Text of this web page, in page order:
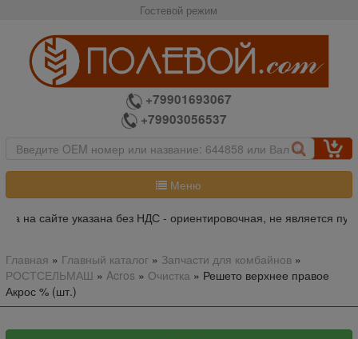
Гостевой режим
+79901693067
+79903056537
Меню
на сайте указана без НДС - ориентировочная, не является
Главная » Главный каталог» Запчасти для комбайнов»
РОСТСЕЛЬМАШ » Acros » Очистка » Решето верхнее правое
Акрос % (шт.)